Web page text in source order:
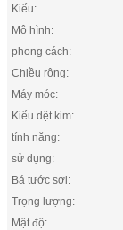
Kiểu:
Mô hình:
phong cách:
Chiều rộng:
Máy móc:
Kiểu dệt kim:
tính năng:
sử dụng:
Bá tước sợi:
Trọng lượng:
Mật độ: